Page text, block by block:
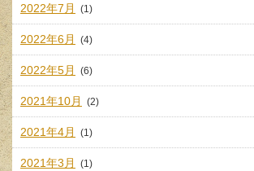
2022年7月 (1)
2022年6月 (4)
2022年5月 (6)
2021年10月 (2)
2021年4月 (1)
2021年3月 (1)